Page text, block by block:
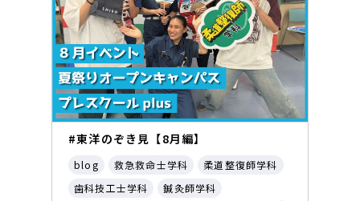
#東洋のぞき見【8月編】
blog 救急救命士学科
柔道整復師学科
歯科技工士学科
鍼灸師学科